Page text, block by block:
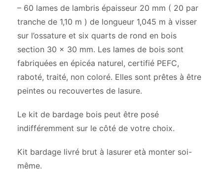
– 60 lames de lambris épaisseur 20 mm ( 20 par
tranche de 1,10 m ) de longueur 1,045 m à visser
sur l’ossature et six quarts de rond en bois
section 30 x 30 mm. Les lames de bois sont
fabriquées en épicéa naturel, certifié PEFC,
raboté, traité, non coloré. Elles sont prêtes à être
peintes ou recouvertes de lasure.
Le kit de bardage bois peut être posé
indifféremment sur le côté de votre choix.
Kit bardage livré brut à lasurer età monter soi-
même.